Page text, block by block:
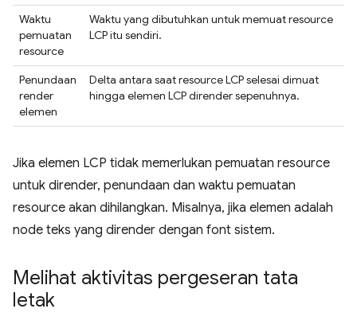
Waktu
pemuatan
resource
Waktu yang dibutuhkan untuk memuat resource
LCP itu sendiri.
Penundaan
render
elemen
Delta antara saat resource LCP selesai dimuat
hingga elemen LCP dirender sepenuhnya.
Jika elemen LCP tidak memerlukan pemuatan resource
untuk dirender, penundaan dan waktu pemuatan
resource akan dihilangkan. Misalnya, jika elemen adalah
node teks yang dirender dengan font sistem.
Melihat aktivitas pergeseran tata
letak